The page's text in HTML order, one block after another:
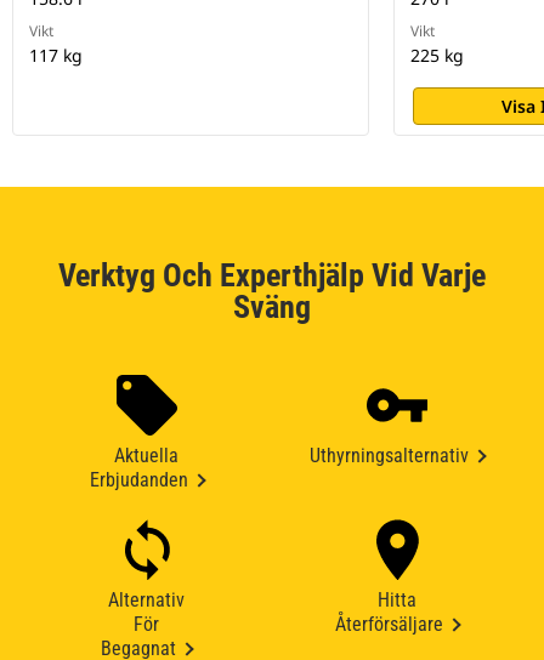
Vikt
117 kg
Vikt
225 kg
Visa
Verktyg Och Experthjälp Vid Varje
Sväng
Aktuella
Erbjudanden
Uthyrningsalternativ
Alternativ
För
Begagnat
Hitta
Återförsäljare